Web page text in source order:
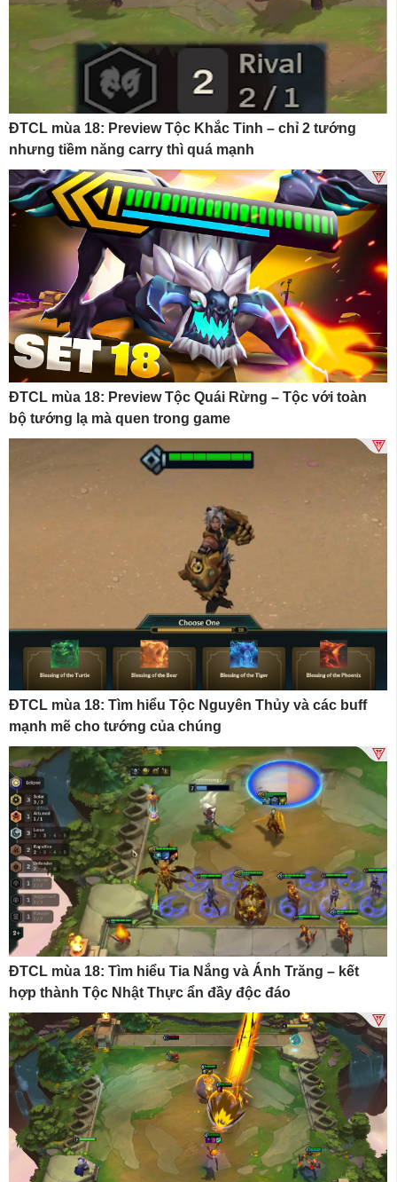
ĐTCL mùa 18: Preview Tộc Khắc Tinh – chỉ 2 tướng
nhưng tiềm năng carry thì quá mạnh
ĐTCL mùa 18: Preview Tộc Quái Rừng – Tộc với toàn
bộ tướng lạ mà quen trong game
ĐTCL mùa 18: Tìm hiểu Tộc Nguyên Thủy và các buff
mạnh mẽ cho tướng của chúng
ĐTCL mùa 18: Tìm hiểu Tia Nắng và Ánh Trăng – kết
hợp thành Tộc Nhật Thực ẩn đầy độc đáo